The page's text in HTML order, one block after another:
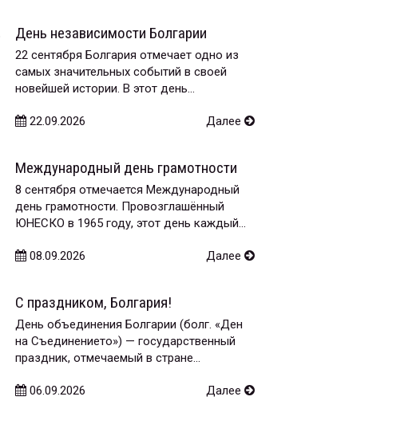
День независимости Болгарии
22 сентября Болгария отмечает одно из
самых значительных событий в своей
новейшей истории. В этот день...
22.09.2026 Далее
Международный день грамотности
8 сентября отмечается Международный
день грамотности. Провозглашённый
ЮНЕСКО в 1965 году, этот день каждый...
08.09.2026 Далее
С праздником, Болгария!
День объединения Болгарии (болг. «Ден
на Съединението») — государственный
праздник, отмечаемый в стране...
06.09.2026 Далее